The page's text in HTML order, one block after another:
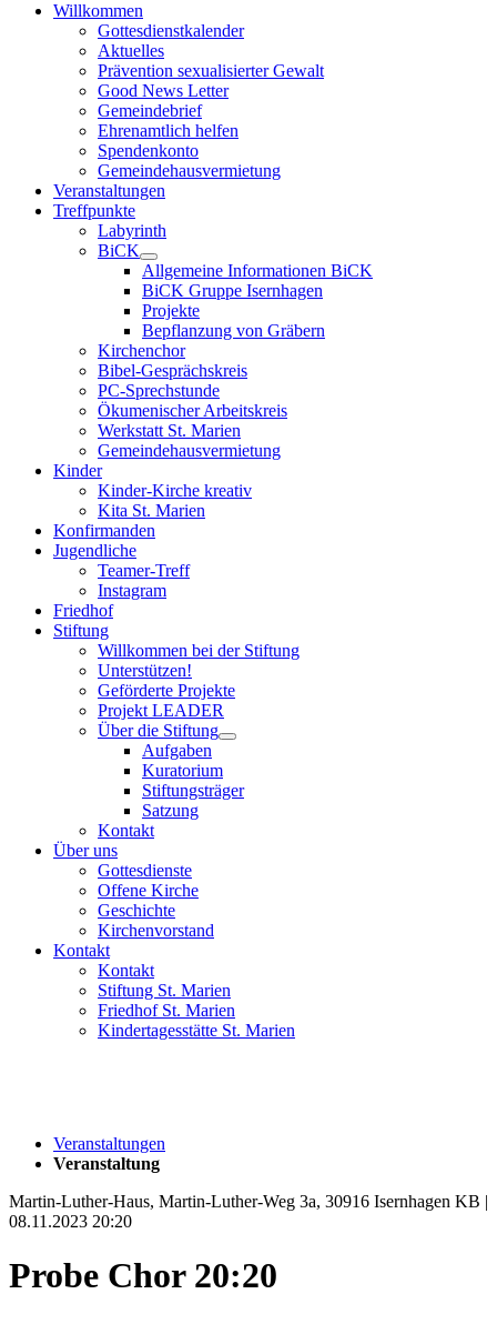
Willkommen
Gottesdienstkalender
Aktuelles
Prävention sexualisierter Gewalt
Good News Letter
Gemeindebrief
Ehrenamtlich helfen
Spendenkonto
Gemeindehausvermietung
Veranstaltungen
Treffpunkte
Labyrinth
BiCK
Allgemeine Informationen BiCK
BiCK Gruppe Isernhagen
Projekte
Bepflanzung von Gräbern
Kirchenchor
Bibel-Gesprächskreis
PC-Sprechstunde
Ökumenischer Arbeitskreis
Werkstatt St. Marien
Gemeindehausvermietung
Kinder
Kinder-Kirche kreativ
Kita St. Marien
Konfirmanden
Jugendliche
Teamer-Treff
Instagram
Friedhof
Stiftung
Willkommen bei der Stiftung
Unterstützen!
Geförderte Projekte
Projekt LEADER
Über die Stiftung
Aufgaben
Kuratorium
Stiftungsträger
Satzung
Kontakt
Über uns
Gottesdienste
Offene Kirche
Geschichte
Kirchenvorstand
Kontakt
Kontakt
Stiftung St. Marien
Friedhof St. Marien
Kindertagesstätte St. Marien
Veranstaltungen
Veranstaltung
Martin-Luther-Haus, Martin-Luther-Weg 3a, 30916 Isernhagen KB |
08.11.2023 20:20
Probe Chor 20:20